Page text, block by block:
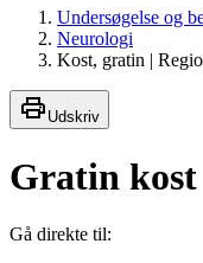
Undersøgelse og
Neurologi
Kost, gratin |
Udskriv
Gratin kost
Gå direkte til: